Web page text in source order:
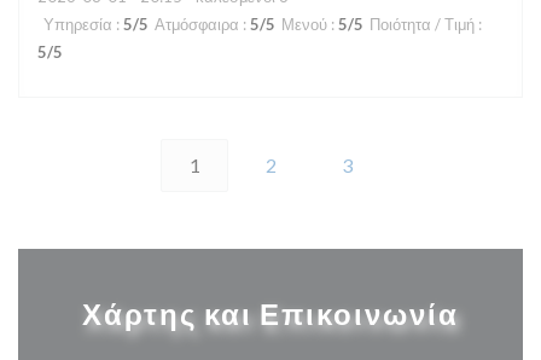
Υπηρεσία : 5/5 Ατμόσφαιρα : 5/5 Μενού : 5/5 Ποιότητα / Τιμή :
5/5
1 2 3
Χάρτης και Επικοινωνία